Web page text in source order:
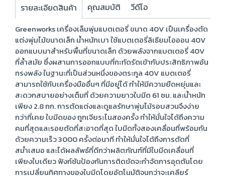
รายละเอียดสินค้า คุณสมบัติ วีดีโอ
Greenworks เครื่องเล็มพุ่มแบตเตอรี่ ขนาด 40V เป็นเครื่องตัด
แต่งพุ่มไม้ขนาดเล็ก น้ำหนักเบา ใช้แบตเตอรี่ลิเธียมไอออน 40V
ออกแบบมาสำหรับพื้นที่ขนาดเล็ก ด้วยพลังจากแบตเตอรี่ 40V
ที่ล้ำสมัย ซึ่งผสานการออกแบบที่กะทัดรัดเข้ากับประสิทธิภาพอัน
ทรงพลัง ในฐานะที่เป็นส่วนหนึ่งของตระกูล 40V แบตเตอรี่
สามารถใช้กับเครื่องมืออื่นๆ ที่มีอยู่ได้ ทำให้มีความยืดหยุ่นและ
สะดวกสบายอย่างเต็มที่ ด้วยความยาวใบมีด 61 ซม. และน้ำหนัก
เพียง 2.8 กก. การตัดแต่งและดูแลรักษาพุ่มไม้รอบสวนจึงง่าย
กว่าที่เคย ใบมีดของ ถูกเจียระไนสองครั้ง ทำให้มั่นใจได้ถึงความ
คมที่สุดและรอยตัดที่สะอาดที่สุด ใบมีดทั้งสองเคลื่อนที่พร้อมกัน
ด้วยความเร็ว 3000 ครั้งต่อนาที ทำให้มั่นใจได้ถึงการตัดที่
สม่ำเสมอ และได้ผลลัพธ์ที่ดีกว่าผลิตภัณฑ์ที่มีใบมีดเคลื่อนที่
เพียงใบเดียว ฟังก์ชันป้องกันการติดขัดจะกำจัดการอุดตันโดย
การเปลี่ยนทิศทางของใบมีดโดยอัตโนมัติจนกว่าจะเคลียร์